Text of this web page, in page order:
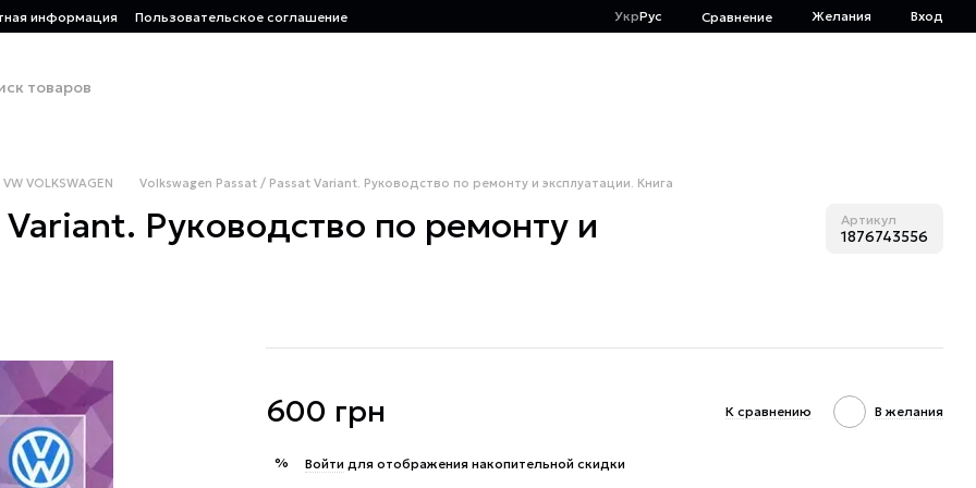
информация Пользовательское соглашение УкрРус Сравнение Желания Вход
VW VOLKSWAGEN Volkswagen Passat / Passat Variant. Руководство по ремонту и эксплуатации. Книга
Руководство по ремонту и
Артикул
1876743556
600 грн К сравнению В желания
% Войти для отображения накопительной скидки